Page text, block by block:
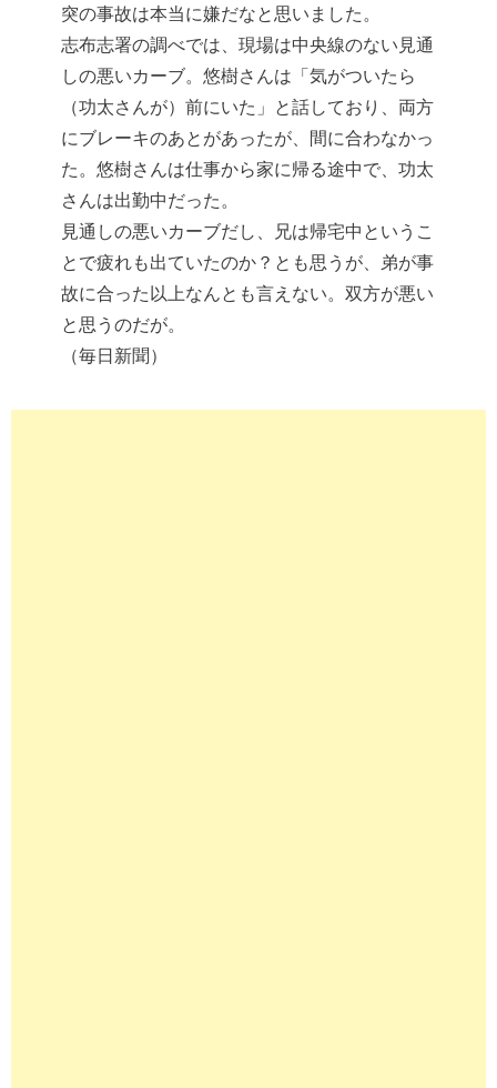
突の事故は本当に嫌だなと思いました。
志布志署の調べでは、現場は中央線のない見通
しの悪いカーブ。悠樹さんは「気がついたら
（功太さんが）前にいた」と話しており、両方
にブレーキのあとがあったが、間に合わなかっ
た。悠樹さんは仕事から家に帰る途中で、功太
さんは出勤中だった。
見通しの悪いカーブだし、兄は帰宅中というこ
とで疲れも出ていたのか？とも思うが、弟が事
故に合った以上なんとも言えない。双方が悪い
と思うのだが。
（毎日新聞）